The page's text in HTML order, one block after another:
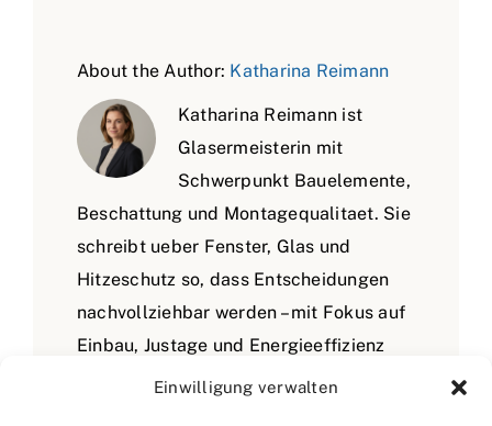
Einwilligung verwalten
About the Author: Katharina Reimann
Katharina Reimann ist
Glasermeisterin mit
Schwerpunkt Bauelemente,
Beschattung und Montagequalitaet. Sie
schreibt ueber Fenster, Glas und
Hitzeschutz so, dass Entscheidungen
nachvollziehbar werden – mit Fokus auf
Einbau, Justage und Energieeffizienz
statt Produktbuzzwords.